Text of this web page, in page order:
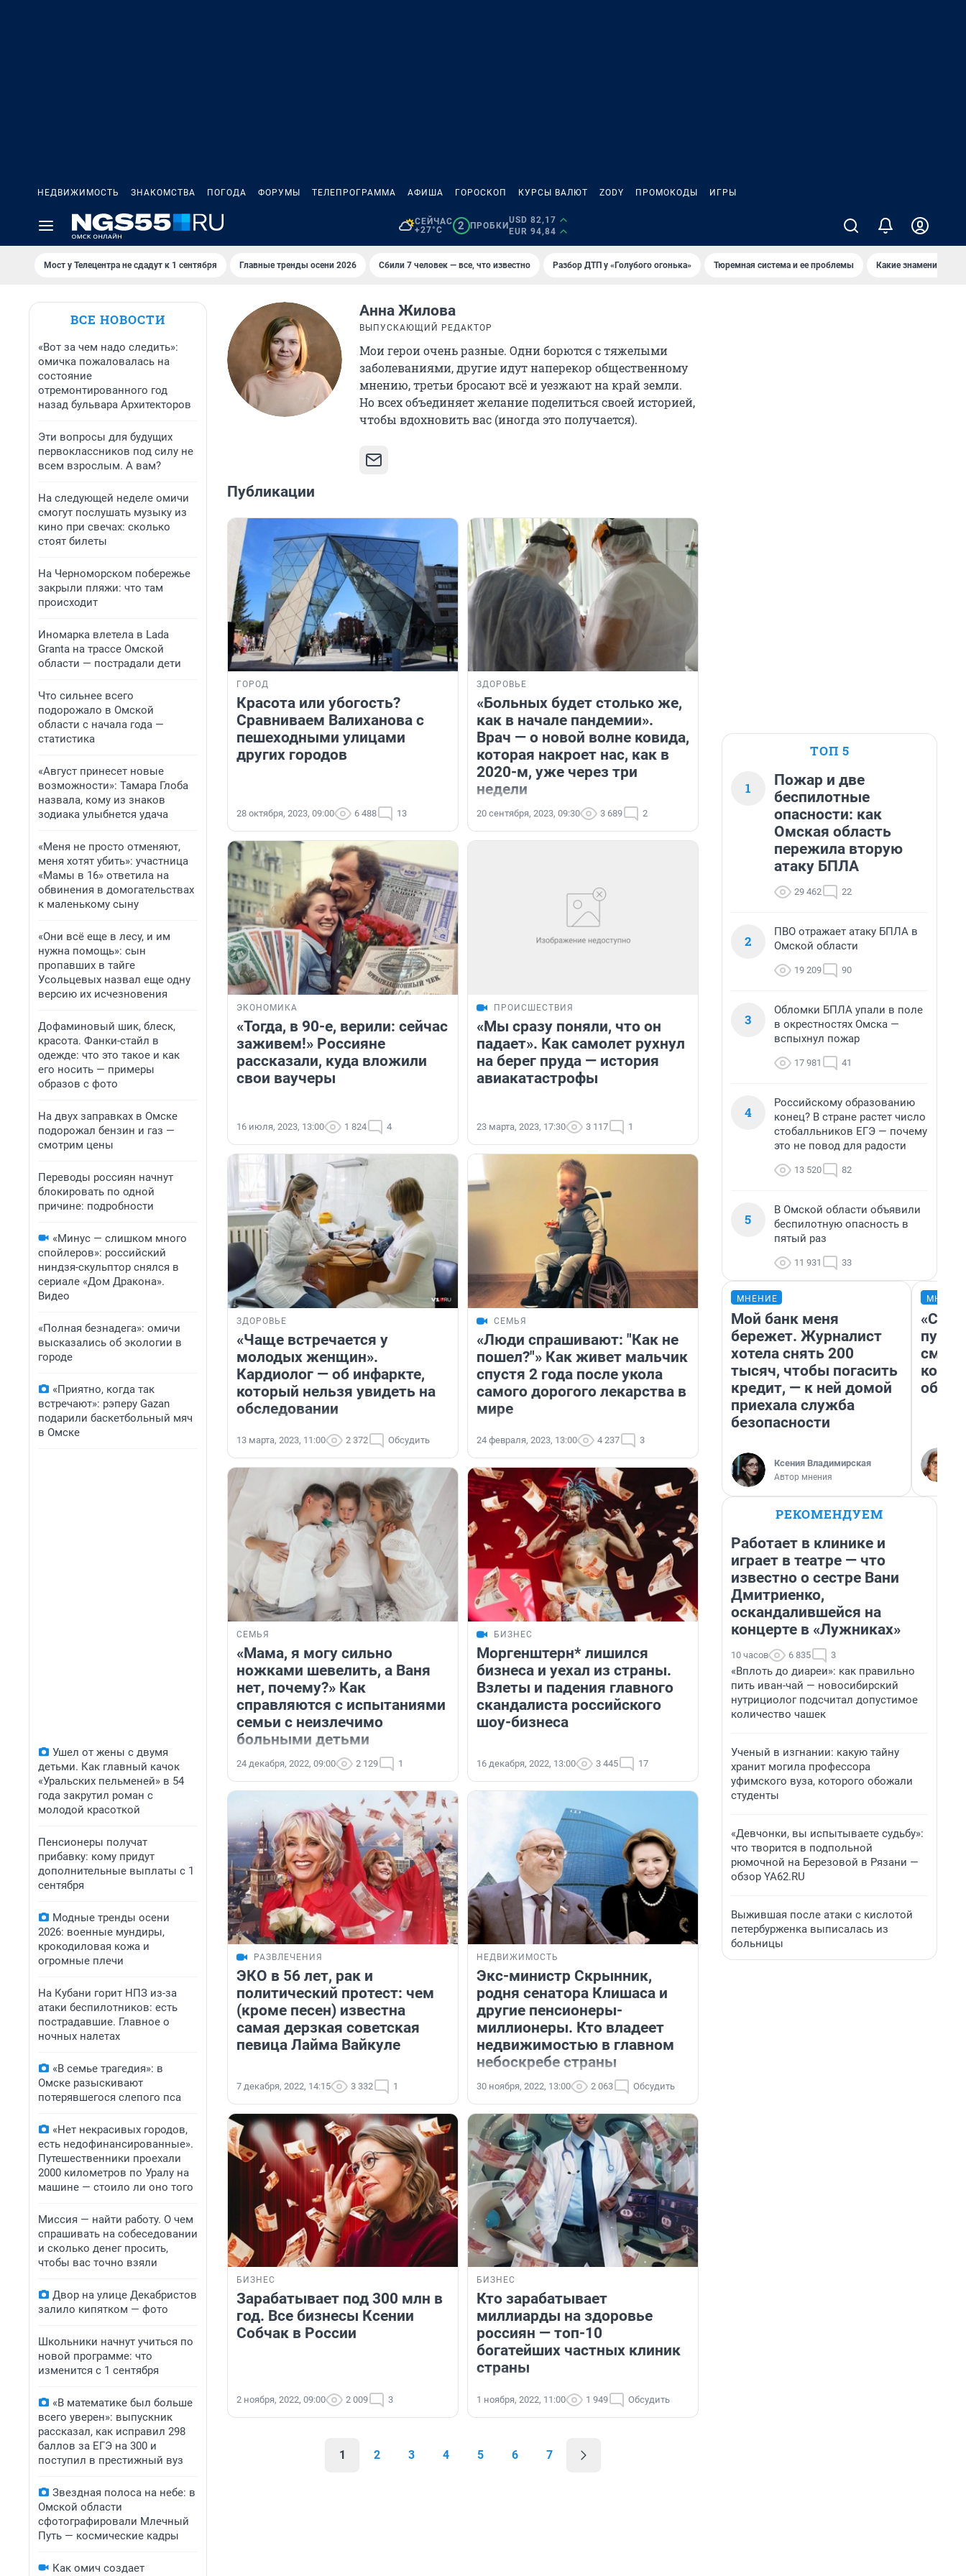
НЕДВИЖИМОСТЬ ЗНАКОМСТВА ПОГОДА ФОРУМЫ ТЕЛЕПРОГРАММА АФИША ГОРОСКОП КУРСЫ ВАЛЮТ ZODY ПРОМОКОДЫ ИГРЫ
СЕЙЧАС
+27°C
2 ПРОБКИ
USD 82,17
EUR 94,84
Мост у Телецентра не сдадут к 1 сентября Главные тренды осени 2026 Сбили 7 человек — все, что известно Разбор ДТП у «Голубого огонька» Тюремная система и ее проблемы Какие знаменитости
ВСЕ НОВОСТИ
«Вот за чем надо следить»:
омичка пожаловалась на
состояние
отремонтированного год
назад бульвара Архитекторов
Эти вопросы для будущих
первоклассников под силу не
всем взрослым. А вам?
На следующей неделе омичи
смогут послушать музыку из
кино при свечах: сколько
стоят билеты
На Черноморском побережье
закрыли пляжи: что там
происходит
Иномарка влетела в Lada
Granta на трассе Омской
области — пострадали дети
Что сильнее всего
подорожало в Омской
области с начала года —
статистика
«Август принесет новые
возможности»: Тамара Глоба
назвала, кому из знаков
зодиака улыбнется удача
«Меня не просто отменяют,
меня хотят убить»: участница
«Мамы в 16» ответила на
обвинения в домогательствах
к маленькому сыну
«Они всё еще в лесу, и им
нужна помощь»: сын
пропавших в тайге
Усольцевых назвал еще одну
версию их исчезновения
Дофаминовый шик, блеск,
красота. Фанки-стайл в
одежде: что это такое и как
его носить — примеры
образов с фото
На двух заправках в Омске
подорожал бензин и газ —
смотрим цены
Переводы россиян начнут
блокировать по одной
причине: подробности
«Минус — слишком много
спойлеров»: российский
ниндзя-скульптор снялся в
сериале «Дом Дракона».
Видео
«Полная безнадега»: омичи
высказались об экологии в
городе
«Приятно, когда так
встречают»: рэперу Gazan
подарили баскетбольный мяч
в Омске
Ушел от жены с двумя
детьми. Как главный качок
«Уральских пельменей» в 54
года закрутил роман с
молодой красоткой
Пенсионеры получат
прибавку: кому придут
дополнительные выплаты с 1
сентября
Модные тренды осени
2026: военные мундиры,
крокодиловая кожа и
огромные плечи
На Кубани горит НПЗ из-за
атаки беспилотников: есть
пострадавшие. Главное о
ночных налетах
«В семье трагедия»: в
Омске разыскивают
потерявшегося слепого пса
«Нет некрасивых городов,
есть недофинансированные».
Путешественники проехали
2000 километров по Уралу на
машине — стоило ли оно того
Миссия — найти работу. О чем
спрашивать на собеседовании
и сколько денег просить,
чтобы вас точно взяли
Двор на улице Декабристов
залило кипятком — фото
Школьники начнут учиться по
новой программе: что
изменится с 1 сентября
«В математике был больше
всего уверен»: выпускник
рассказал, как исправил 298
баллов за ЕГЭ на 300 и
поступил в престижный вуз
Звездная полоса на небе: в
Омской области
сфотографировали Млечный
Путь — космические кадры
Как омич создает
Анна Жилова
ВЫПУСКАЮЩИЙ РЕДАКТОР
Мои герои очень разные. Одни борются с тяжелыми
заболеваниями, другие идут наперекор общественному
мнению, третьи бросают всё и уезжают на край земли.
Но всех объединяет желание поделиться своей историей,
чтобы вдохновить вас (иногда это получается).
Публикации
ГОРОД
Красота или убогость?
Сравниваем Валиханова с
пешеходными улицами
других городов
28 октября, 2023, 09:00 6 488 13
ЗДОРОВЬЕ
«Больных будет столько же,
как в начале пандемии».
Врач — о новой волне ковида,
которая накроет нас, как в
2020-м, уже через три
недели
20 сентября, 2023, 09:30 3 689 2
ЭКОНОМИКА
«Тогда, в 90-е, верили: сейчас
заживем!» Россияне
рассказали, куда вложили
свои ваучеры
16 июля, 2023, 13:00 1 824 4
ПРОИСШЕСТВИЯ
«Мы сразу поняли, что он
падает». Как самолет рухнул
на берег пруда — история
авиакатастрофы
23 марта, 2023, 17:30 3 117 1
ЗДОРОВЬЕ
«Чаще встречается у
молодых женщин».
Кардиолог — об инфаркте,
который нельзя увидеть на
обследовании
13 марта, 2023, 11:00 2 372 Обсудить
СЕМЬЯ
«Люди спрашивают: "Как не
пошел?"» Как живет мальчик
спустя 2 года после укола
самого дорогого лекарства в
мире
24 февраля, 2023, 13:00 4 237 3
СЕМЬЯ
«Мама, я могу сильно
ножками шевелить, а Ваня
нет, почему?» Как
справляются с испытаниями
семьи с неизлечимо
больными детьми
24 декабря, 2022, 09:00 2 129 1
БИЗНЕС
Моргенштерн* лишился
бизнеса и уехал из страны.
Взлеты и падения главного
скандалиста российского
шоу-бизнеса
16 декабря, 2022, 13:00 3 445 17
РАЗВЛЕЧЕНИЯ
ЭКО в 56 лет, рак и
политический протест: чем
(кроме песен) известна
самая дерзкая советская
певица Лайма Вайкуле
7 декабря, 2022, 14:15 3 332 1
НЕДВИЖИМОСТЬ
Экс-министр Скрынник,
родня сенатора Клишаса и
другие пенсионеры-
миллионеры. Кто владеет
недвижимостью в главном
небоскребе страны
30 ноября, 2022, 13:00 2 063 Обсудить
БИЗНЕС
Зарабатывает под 300 млн в
год. Все бизнесы Ксении
Собчак в России
2 ноября, 2022, 09:00 2 009 3
БИЗНЕС
Кто зарабатывает
миллиарды на здоровье
россиян — топ-10
богатейших частных клиник
страны
1 ноября, 2022, 11:00 1 949 Обсудить
1 2 3 4 5 6 7
ТОП 5
1
Пожар и две
беспилотные
опасности: как
Омская область
пережила вторую
атаку БПЛА
29 462 22
2
ПВО отражает атаку БПЛА в
Омской области
19 209 90
3
Обломки БПЛА упали в поле
в окрестностях Омска —
вспыхнул пожар
17 981 41
4
Российскому образованию
конец? В стране растет число
стобалльников ЕГЭ — почему
это не повод для радости
13 520 82
5
В Омской области объявили
беспилотную опасность в
пятый раз
11 931 33
МНЕНИЕ
Мой банк меня
бережет. Журналист
хотела снять 200
тысяч, чтобы погасить
кредит, — к ней домой
приехала служба
безопасности
Ксения Владимирская
Автор мнения
РЕКОМЕНДУЕМ
Работает в клинике и
играет в театре — что
известно о сестре Вани
Дмитриенко,
оскандалившейся на
концерте в «Лужниках»
10 часов 6 835 3
«Вплоть до диареи»: как правильно
пить иван-чай — новосибирский
нутрициолог подсчитал допустимое
количество чашек
Ученый в изгнании: какую тайну
хранит могила профессора
уфимского вуза, которого обожали
студенты
«Девчонки, вы испытываете судьбу»:
что творится в подпольной
рюмочной на Березовой в Рязани —
обзор YA62.RU
Выжившая после атаки с кислотой
петербурженка выписалась из
больницы